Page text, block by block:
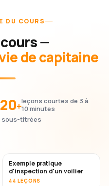
DU COURS
—
de capitaine
+leçons courtes de 3 à
10 minutes
sous-titrées
Exemple pratique
d'inspection d'un voilier
44 LEÇONS